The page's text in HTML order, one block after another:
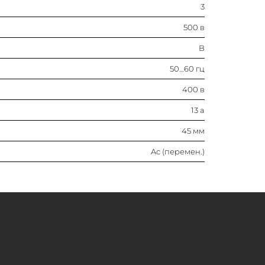
45 мм
3
500 в
B
50…60 гц
400 в
13 а
45 мм
Ac (перемен.)